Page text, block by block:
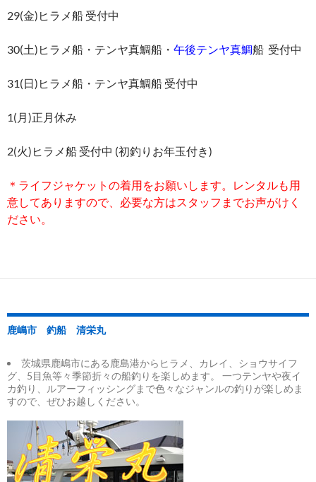
29(金)ヒラメ船 受付中
30(土)ヒラメ船・テンヤ真鯛船・ 午後テンヤ真鯛船 受付中
31(日)ヒラメ船・テンヤ真鯛船 受付中
1(月)正月休み
2(火)ヒラメ船 受付中 (初釣りお年玉付き)
＊ライフジャケットの着用をお願いします。レンタルも用
意してありますので、必要な方はスタッフまでお声がけく
ださい。
鹿嶋市 釣船 清栄丸
茨城県鹿嶋市にある鹿島港からヒラメ、カレイ、ショウサイフ
グ、5目魚等々季節折々の船釣りを楽しめます。 一つテンヤや夜イ
カ釣り、ルアーフィッシングまで色々なジャンルの釣りが楽しめま
すので、ぜひお越しください。